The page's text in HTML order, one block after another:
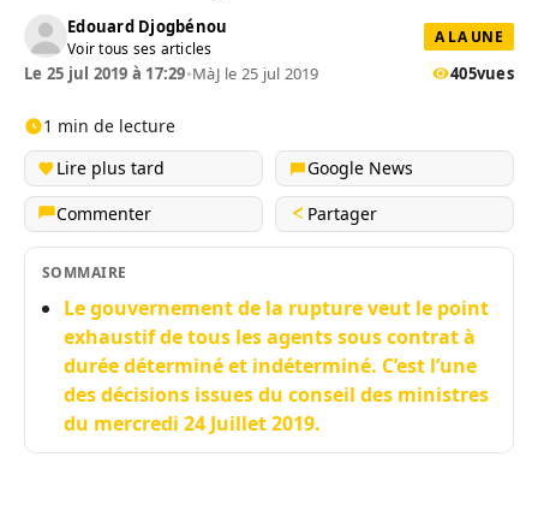
Edouard Djogbénou
Voir tous ses articles
A LA UNE
Le 25 jul 2019 à 17:29•MàJ le 25 jul 2019 405vues
1 min de lecture
Lire plus tard
Google News
Commenter
Partager
SOMMAIRE
Le gouvernement de la rupture veut le point
exhaustif de tous les agents sous contrat à
durée déterminé et indéterminé. C’est l’une
des décisions issues du conseil des ministres
du mercredi 24 Juillet 2019.